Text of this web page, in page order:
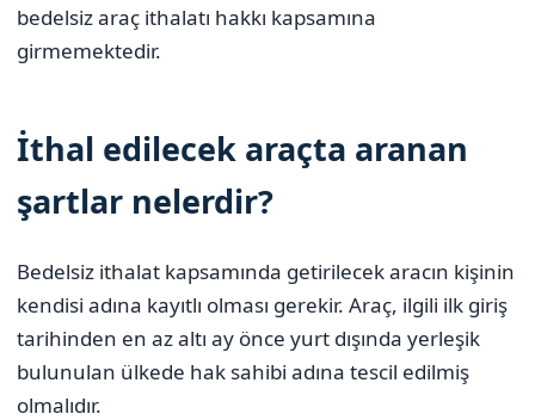
bedelsiz araç ithalatı hakkı kapsamına
girmemektedir.
İthal edilecek araçta aranan
şartlar nelerdir?
Bedelsiz ithalat kapsamında getirilecek aracın kişinin
kendisi adına kayıtlı olması gerekir. Araç, ilgili ilk giriş
tarihinden en az altı ay önce yurt dışında yerleşik
bulunulan ülkede hak sahibi adına tescil edilmiş
olmalıdır.